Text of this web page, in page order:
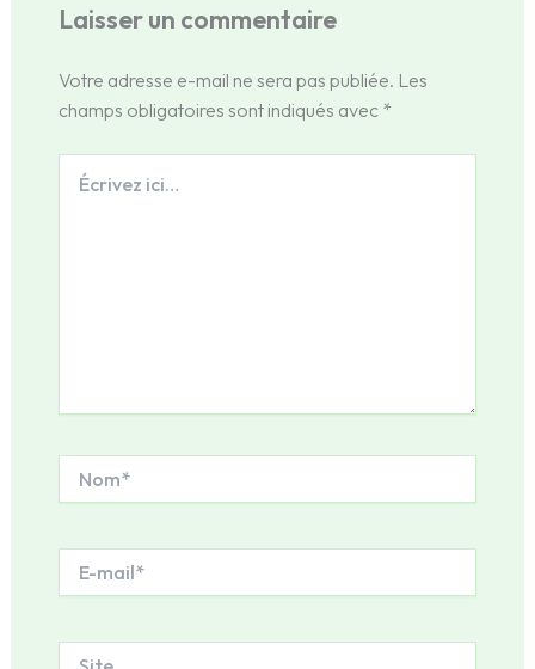
Laisser un commentaire
Votre adresse e-mail ne sera pas publiée. Les
champs obligatoires sont indiqués avec *
ici…
mail*